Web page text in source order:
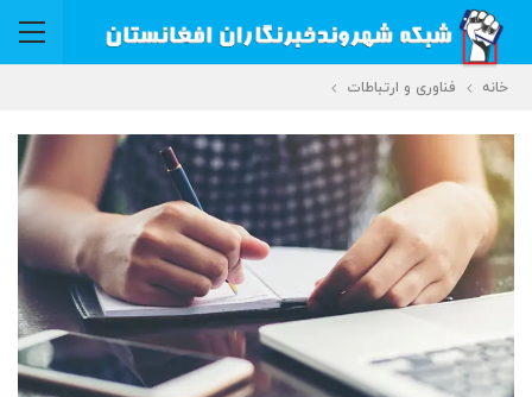
خانه فناوری و ارتباطات